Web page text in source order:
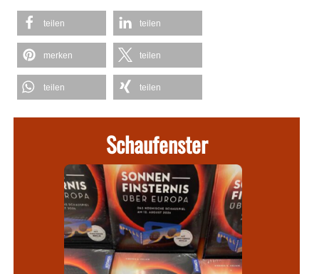
teilen teilen
merken teilen
teilen teilen
Schaufenster